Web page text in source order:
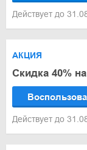
Действует до
АКЦИЯ
Скидка 40%
Действует до